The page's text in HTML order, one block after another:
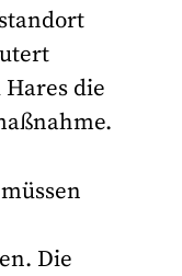
die
Die